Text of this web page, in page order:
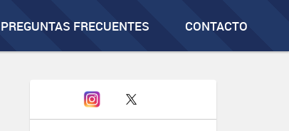
PREGUNTAS FRECUENTES CONTACTO